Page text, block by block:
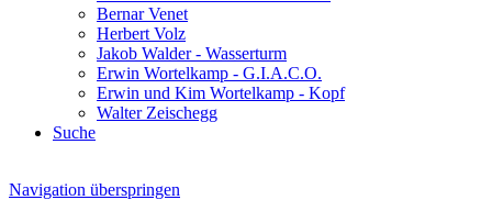
Bernar Venet
Herbert Volz
Jakob Walder - Wasserturm
Erwin Wortelkamp - G.I.A.C.O.
Erwin und Kim Wortelkamp - Kopf
Walter Zeischegg
Suche
Navigation überspringen